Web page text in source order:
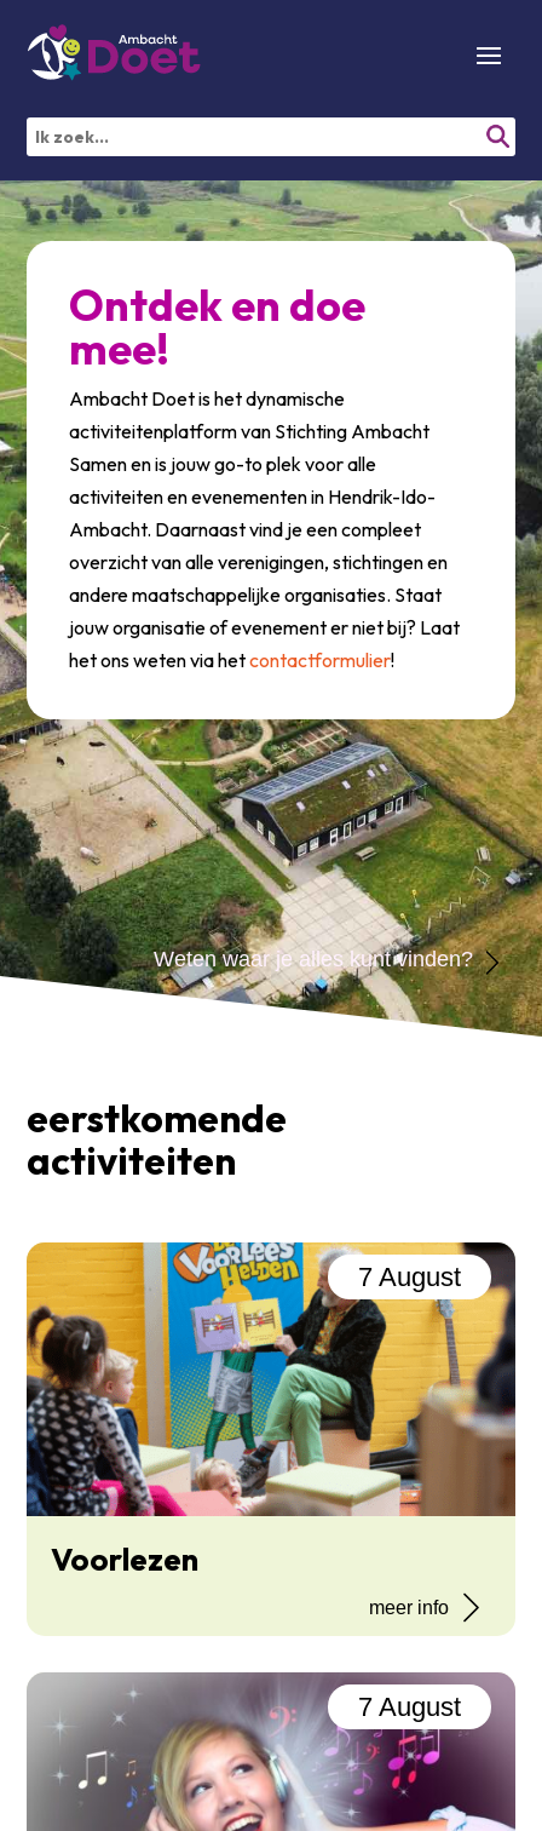
Ontdek en doe
mee!
Ambacht Doet is het dynamische
activiteitenplatform van Stichting Ambacht
Samen en is jouw go-to plek voor alle
activiteiten en evenementen in Hendrik-Ido-
Ambacht. Daarnaast vind je een compleet
overzicht van alle verenigingen, stichtingen en
andere maatschappelijke organisaties. Staat
jouw organisatie of evenement er niet bij? Laat
het ons weten via hetcontactformulier!
Weten waar je alles kunt vinden?
eerstkomende
activiteiten
7 August
Voorlezen
meer info
7 August